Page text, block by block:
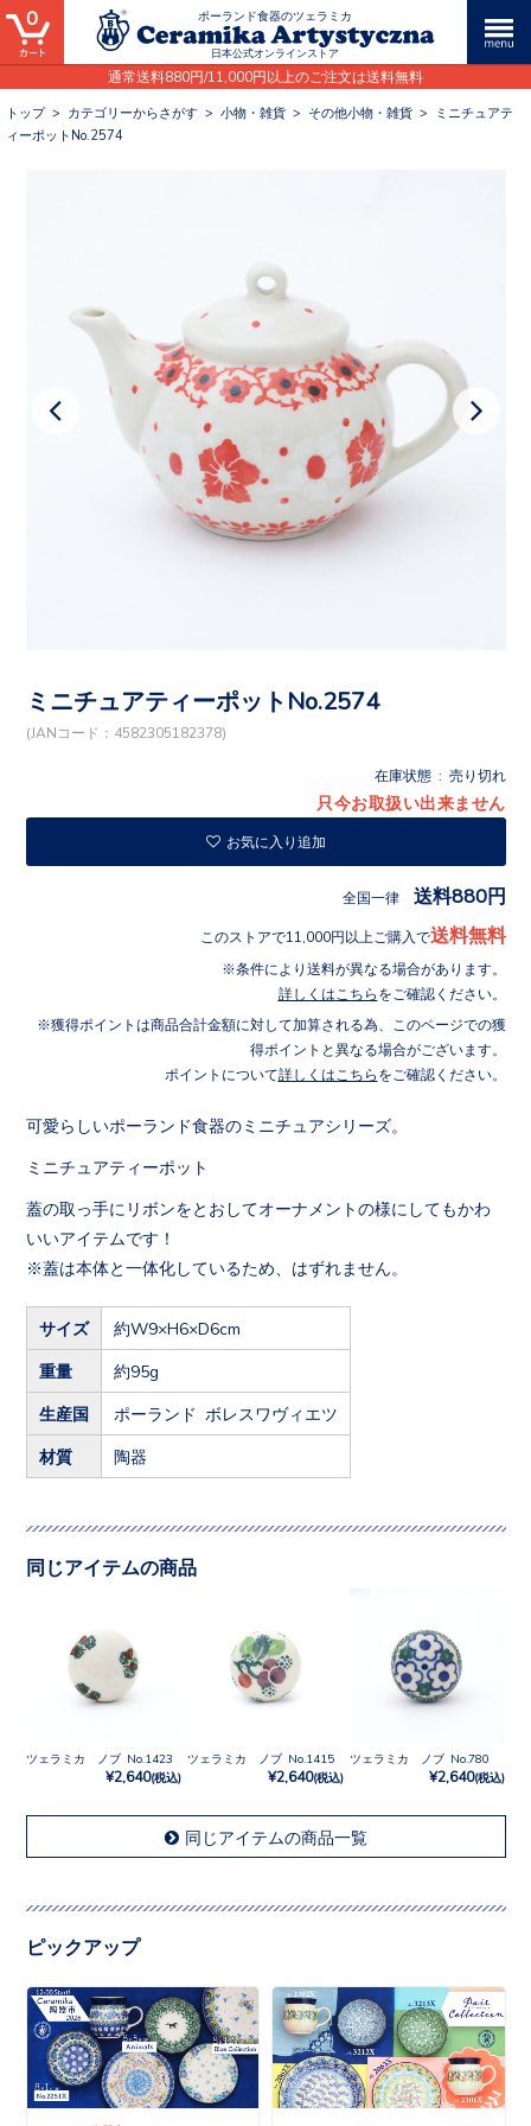
ポーランド食器のツェラミカ
日本公式オンラインストア
通常送料880円/11,000円以上のご注文は送料無料
0
トップ> カテゴリーからさがす > 小物・雑貨 > その他小物・雑貨 >
ミニチュアテ
ィーポットNo.2574
ミニチュアティーポットNo.2574
(JANコード：4582305182378)
在庫状態 : 売り切れ
只今お取扱い出来ません
お気に入り追加
全国一律 送料880円
このストアで11,000円以上ご購入で送料無料
条件により送料が異なる場合があります。
詳しくはこちら をご確認ください。
獲得ポイントは商品合計金額に対して加算される為、このページでの獲
得ポイントと異なる場合がございます。
ポイントについて詳しくはこちら をご確認ください。
可愛らしいポーランド食器のミニチュアシリーズ。
ミニチュアティーポット
蓋の取っ手にリボンをとおしてオーナメントの様にしてもかわ
いいアイテムです！
※蓋は本体と一体化しているため、はずれません。
サイズ 約W9×H6×D6cm
重量 約95g
生産国 ポーランド ボレスワヴィエツ
材質 陶器
同じアイテムの商品
ツェラミカ ノブ No.1423
¥2,640(税込)
ツェラミカ ノブ No.1415
¥2,640(税込)
ツェラミカ ノブ No.780
¥2,640(税込)
同じアイテムの商品一覧
ピックアップ